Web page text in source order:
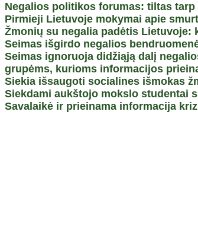
Negalios politikos forumas: tiltas
Pirmieji Lietuvoje mokymai apie
Žmonių su negalia padėtis
Seimas išgirdo negalios
Seimas ignoruoja didžiąją dalį
grupėms, kurioms informacijos
Siekia išsaugoti socialines išmokas
Siekdami aukštojo mokslo studentai
Savalaikė ir prieinama informacija